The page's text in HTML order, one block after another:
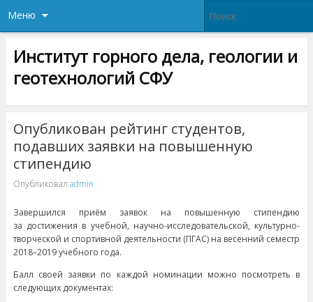
Меню
Институт горного дела, геологии и
геотехнологий СФУ
Опубликован рейтинг студентов,
подавших заявки на повышенную
стипендию
Опубликовал admin
Завершился приём заявок на повышенную стипендию
за достижения в учебной, научно-исследовательской, культурно-
творческой и спортивной деятельности (ПГАС) на весенний семестр
2018–2019 учебного года.
Балл своей заявки по каждой номинации можно посмотреть в
следующих документах: